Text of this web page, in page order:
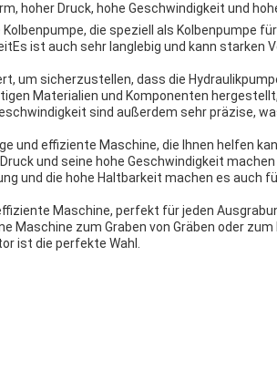
hoher Druck, hohe Geschwindigkeit und
die speziell als Kolbenpumpe
ist auch sehr langlebig und kann starken
um sicherzustellen, dass die
Materialien und Komponenten
sind außerdem sehr präzise,
und effiziente Maschine, die Ihnen helfen
und seine hohe Geschwindigkeit machen
und die hohe Haltbarkeit machen es auch
Maschine, perfekt für jeden
Maschine zum Graben von Gräben oder
ist die perfekte Wahl.